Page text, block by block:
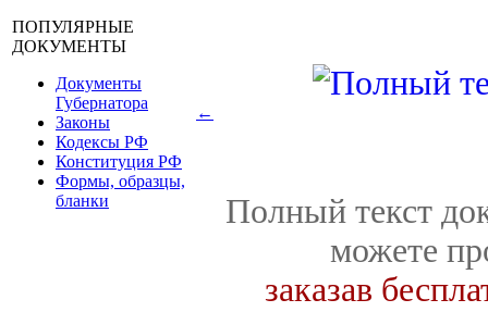
ПОПУЛЯРНЫЕ
ДОКУМЕНТЫ
Документы
Губернатора
Законы
Кодексы РФ
Конституция РФ
Формы, образцы,
бланки
←
Полный текст
можете
заказав